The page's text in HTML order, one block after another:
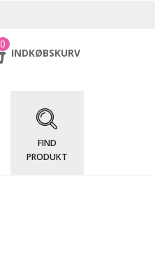
0
INDKØBSKURV
FIND
PRODUKT